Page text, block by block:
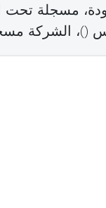
مسجلة تحت
)، الشركة